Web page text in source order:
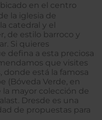
en el centro
la iglesia de
catedral y el
de estilo barroco y
Si quieres
defina a esta preciosa
que visites
donde está la famosa
(Bóveda Verde, en
la mayor colección de
Dresde es una
de propuestas para